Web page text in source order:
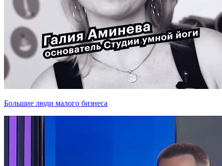
Большие люди малого бизнеса